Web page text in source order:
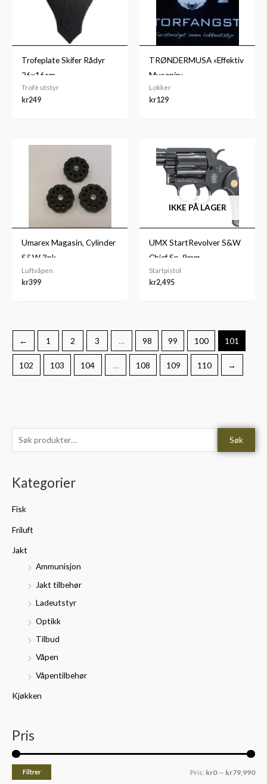
ø
e
e
r
Søk
Kategorier
Fisk
Friluft
Jakt
Ammunisjon
Jakt tilbehør
Ladeutstyr
Optikk
Tilbud
Våpen
Våpentilbehør
Kjøkken
Pris
ia
Filtrer Pris: kr0— kr79,990
Trofeplate Skifer Rådyr
26x16cm
Trofè utstyr
kr249
TRØNDERMUSA «Effektiv
Musepip»
Lokker
kr129
Umarex Magasin, Cylinder
S&W 3pk
Luftvåpen
kr399
IKKE PÅ LAGER
UMX StartRevolver S&W
Chief Sp. 9mm
Startpistol
kr2,495
← 1 2 3 … 98 99 100 101
102 103 104 … 108 109 110 →